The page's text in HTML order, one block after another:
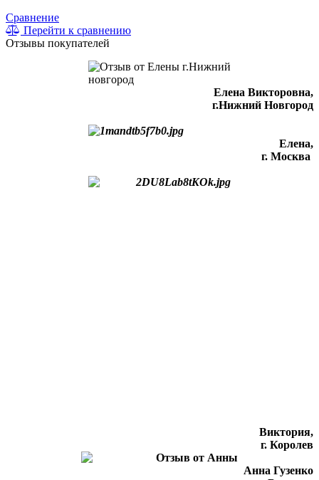
Сравнение
Перейти к сравнению
Отзывы покупателей
Елена Викторовна,
г.Нижний Новгород
Елена,
г. Москва
Виктория,
г. Королев
Анна Гузенко